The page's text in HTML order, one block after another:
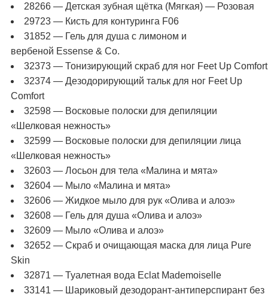
28266 — Детская зубная щётка (Мягкая) — Розовая
29723 — Кисть для контуринга F06
31852 — Гель для душа с лимоном и
вербеной Essense & Co.
32373 — Тонизирующий скраб для ног Feet Up Comfort
32374 — Дезодорирующий тальк для ног Feet Up
Comfort
32598 — Восковые полоски для депиляции
«Шелковая нежность»
32599 — Восковые полоски для депиляции лица
«Шелковая нежность»
32603 — Лосьон для тела «Малина и мята»
32604 — Мыло «Малина и мята»
32606 — Жидкое мыло для рук «Олива и алоэ»
32608 — Гель для душа «Олива и алоэ»
32609 — Мыло «Олива и алоэ»
32652 — Скраб и очищающая маска для лица Pure
Skin
32871 — Туалетная вода Eclat Mademoiselle
33141 — Шариковый дезодорант-антиперспирант без